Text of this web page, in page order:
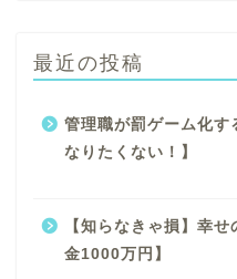
最近の投稿
管理職が罰ゲーム化す
なりたくない！】
【知らなきゃ損】幸
金1000万円】